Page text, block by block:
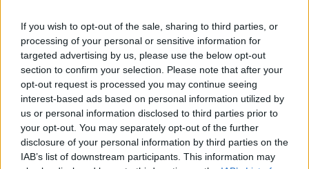
If you wish to opt-out of the sale, sharing to third parties, or
processing of your personal or sensitive information for
targeted advertising by us, please use the below opt-out
section to confirm your selection. Please note that after your
opt-out request is processed you may continue seeing
interest-based ads based on personal information utilized by
us or personal information disclosed to third parties prior to
your opt-out. You may separately opt-out of the further
disclosure of your personal information by third parties on the
IAB’s list of downstream participants. This information may
Εσύ μπήκες στο E-Daily.gr; Τα νέα της ημέρας
και ότι σου κάνει κλικ!
Ακολουθήστε το E-Radio.gr και στο Instagram
ΔΙΑΦΗΜΙΣΗ